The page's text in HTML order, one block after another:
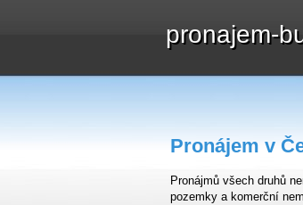
pronajem-
Pronájem v
Pronájmů všech druhů
pozemky a komerční